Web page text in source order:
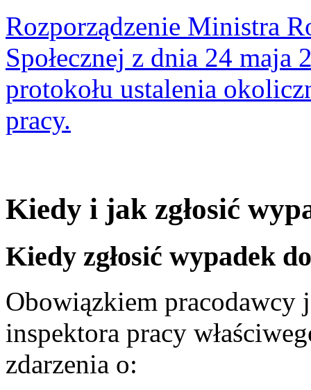
Rozporządzenie Ministra
Społecznej z dnia 24 maja
protokołu ustalenia
pracy.
Kiedy i jak zgłosić
Kiedy zgłosić wypadek
Obowiązkiem pracodawcy
inspektora pracy
zdarzenia o: